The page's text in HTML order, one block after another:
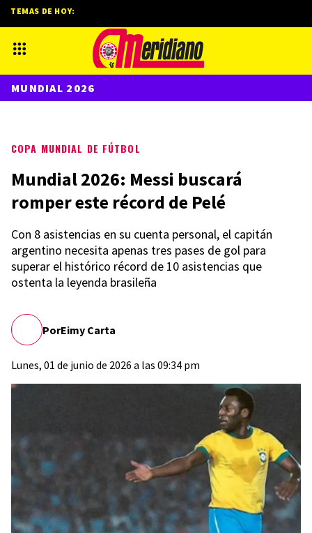
COPA MUNDIAL DE FÚTBOL
Mundial 2026: Messi buscará
romper este récord de Pelé
Con 8 asistencias en su cuenta personal, el capitán
argentino necesita apenas tres pases de gol para
superar el histórico récord de 10 asistencias que
ostenta la leyenda brasileña
PorEimy Carta
Lunes, 01 de junio de 2026 a las 09:34 pm
TEMAS DE HOY:
MUNDIAL 2026